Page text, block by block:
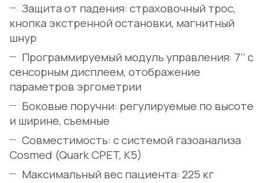
Защита от падения: страховочный трос,
кнопка экстренной остановки, магнитный
шнур
Программируемый модуль управления: 7’’ с
сенсорным дисплеем, отображение
параметров эргометрии
Боковые поручни: регулируемые по высоте
и ширине, съемные
Совместимость: с системой газоанализа
Cosmed (Quark CPET, K5)
Максимальный вес пациента: 225 кг